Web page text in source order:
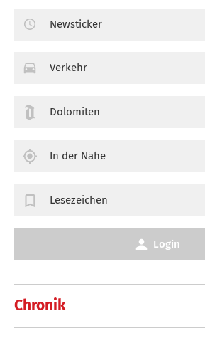
Chronik
Newsticker
Verkehr
Dolomiten
In der Nähe
Lesezeichen
Login